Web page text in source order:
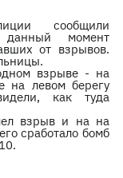
сообщили
момент
от взрывов.
взрыве - на
на левом берегу
как туда
взрыв и на на
сработало бомб